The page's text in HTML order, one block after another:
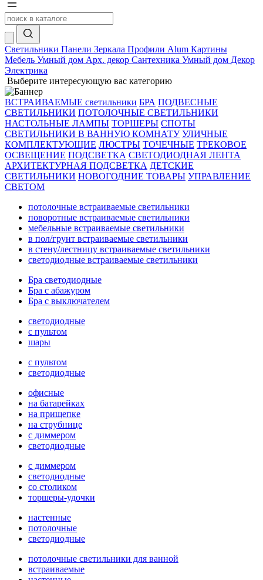
Светильники Панели Зеркала Профили Alum Картины
Мебель Умный дом Арх. декор Сантехника Умный дом Декор
Электрика
Выберите интересующую вас категорию
ВСТРАИВАЕМЫЕ светильники БРА ПОДВЕСНЫЕ
СВЕТИЛЬНИКИ ПОТОЛОЧНЫЕ СВЕТИЛЬНИКИ
НАСТОЛЬНЫЕ ЛАМПЫ ТОРШЕРЫ СПОТЫ
СВЕТИЛЬНИКИ В ВАННУЮ КОМНАТУ УЛИЧНЫЕ
КОМПЛЕКТУЮЩИЕ ЛЮСТРЫ ТОЧЕЧНЫЕ ТРЕКОВОЕ
ОСВЕЩЕНИЕ ПОДСВЕТКА СВЕТОДИОДНАЯ ЛЕНТА
АРХИТЕКТУРНАЯ ПОДСВЕТКА ДЕТСКИЕ
СВЕТИЛЬНИКИ НОВОГОДНИЕ ТОВАРЫ УПРАВЛЕНИЕ
СВЕТОМ
потолочные встраиваемые светильники
поворотные встраиваемые светильники
мебельные встраиваемые светильники
в пол/грунт встраиваемые светильники
в стену/лестницу встраиваемые светильники
светодиодные встраиваемые светильники
Бра светодиодные
Бра с абажуром
Бра с выключателем
светодиодные
с пультом
шары
с пультом
светодиодные
офисные
на батарейках
на прищепке
на струбнице
с диммером
светодиодные
с диммером
светодиодные
со столиком
торшеры-удочки
настенные
потолочные
светодиодные
потолочные светильники для ванной
встраиваемые